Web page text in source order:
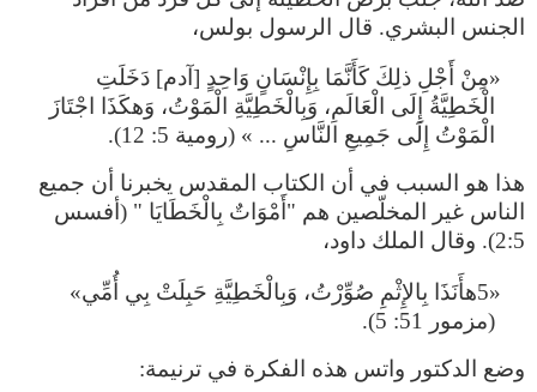
الجنس البشري. قال الرسول بولس،
«مِنْ أَجْلِ ذلِكَ كَأَنَّمَا بِإِنْسَانٍ وَاحِدٍ [آدم] دَخَلَتِ
الْخَطِيَّةُ إِلَى الْعَالَمِ، وَبِالْخَطِيَّةِ الْمَوْتُ، وَهكَذَا اجْتَازَ
الْمَوْتُ إِلَى جَمِيعِ النَّاسِ ... » (رومية 5: 12).
هذا هو السبب في أن الكتاب المقدس يخبرنا أن جميع
الناس غير المخلّصين هم "أَمْوَاتٌ بِالْخَطَايَا " (أفسس
2:5). وقال الملك داود،
«5هأَنَذَا بِالإِثْمِ صُوِّرْتُ، وَبِالْخَطِيَّةِ حَبِلَتْ بِي أُمِّي»
(مزمور 51: 5).
وضع الدكتور واتس هذه الفكرة في ترنيمة: